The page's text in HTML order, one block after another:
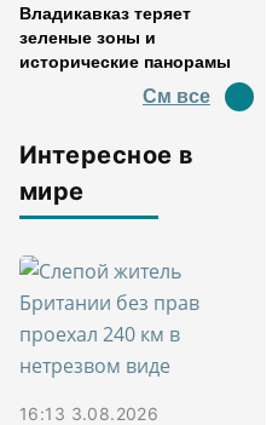
Владикавказ теряет
зеленые зоны и
исторические панорамы
См все
Интересное в
мире
16:13 3.08.2026